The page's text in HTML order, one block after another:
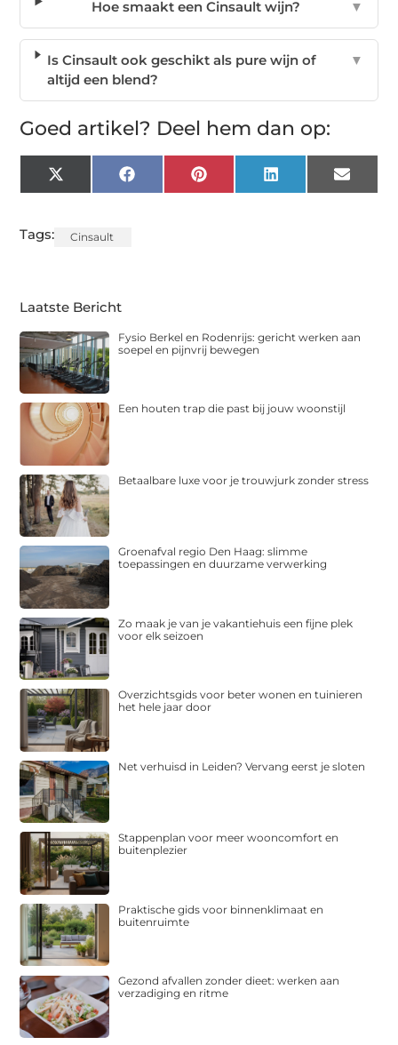
Hoe smaakt een Cinsault wijn? ▼
Is Cinsault ook geschikt als pure wijn of
altijd een blend?
▼
Goed artikel? Deel hem dan op:
X
(Twitter)
FacebookPinterest LinkedIn Email
Tags: Cinsault
Laatste Bericht
Fysio Berkel en Rodenrijs: gericht werken aan
soepel en pijnvrij bewegen
Een houten trap die past bij jouw woonstijl
Betaalbare luxe voor je trouwjurk zonder stress
Groenafval regio Den Haag: slimme
toepassingen en duurzame verwerking
Zo maak je van je vakantiehuis een fijne plek
voor elk seizoen
Overzichtsgids voor beter wonen en tuinieren
het hele jaar door
Net verhuisd in Leiden? Vervang eerst je sloten
Stappenplan voor meer wooncomfort en
buitenplezier
Praktische gids voor binnenklimaat en
buitenruimte
Gezond afvallen zonder dieet: werken aan
verzadiging en ritme